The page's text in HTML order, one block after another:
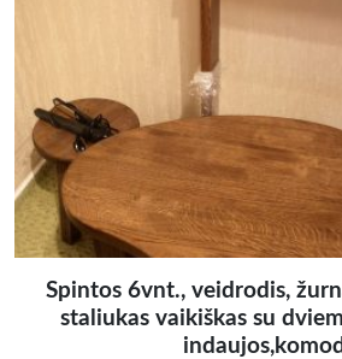
Spintos 6vnt., veidrodis,
staliukas vaikiškas su